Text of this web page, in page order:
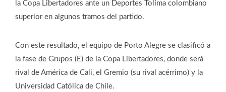
la Copa Libertadores ante un Deportes Tolima colombiano
superior en algunos tramos del partido.
Con este resultado, el equipo de Porto Alegre se clasificó a
la fase de Grupos (E) de la Copa Libertadores, donde será
rival de América de Cali, el Gremio (su rival acérrimo) y la
Universidad Católica de Chile.